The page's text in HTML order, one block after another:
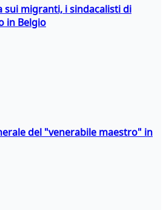
sui migranti, i sindacalisti di
in Belgio
del "venerabile maestro" in